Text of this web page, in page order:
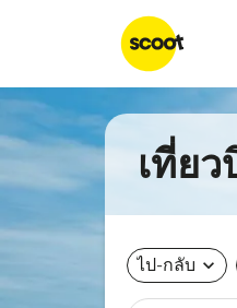
เที่ย
ไป-กลับ expand_more